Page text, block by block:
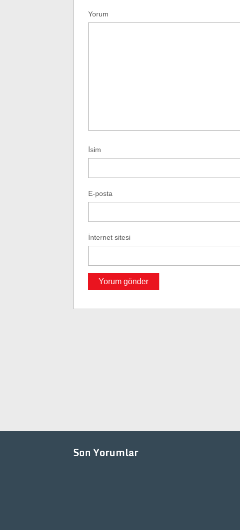
Yorum
İsim
E-posta
İnternet sitesi
Son Yorumlar